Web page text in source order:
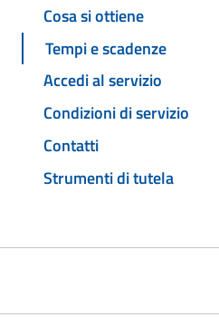
Cosa si ottiene
Tempi e scadenze
Accedi al servizio
Condizioni di servizio
Contatti
Strumenti di tutela